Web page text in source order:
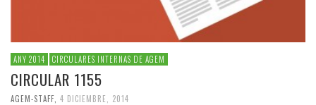
ANY 2014 CIRCULARES INTERNAS DE AGEM
CIRCULAR 1155
AGEM-STAFF 4 DICIEMBRE, 2014